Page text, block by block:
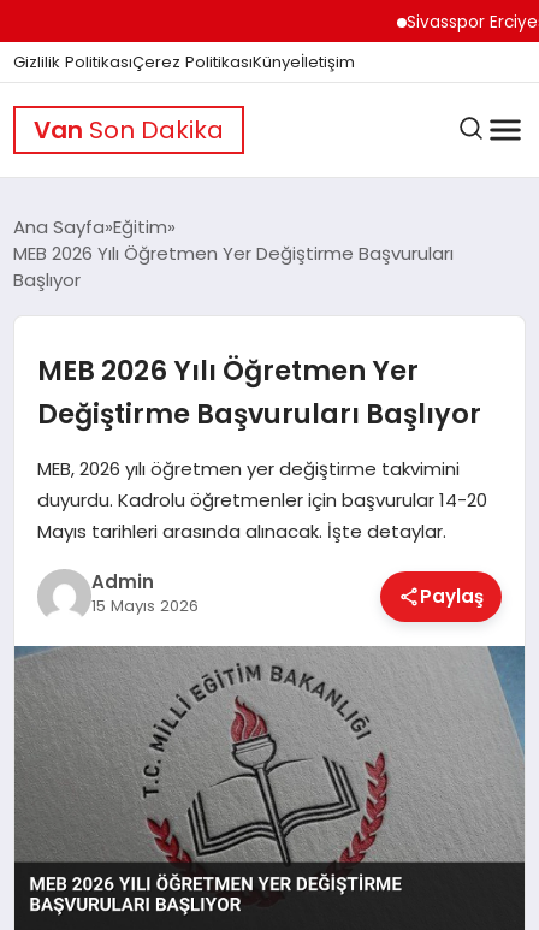
Sivasspor Erciyes
Gizlilik PolitikasıÇerez PolitikasıKünyeİletişim
Van Son Dakika
GÜNDEM
DÜNYA
EĞITIM
MAGAZIN
SAĞLIK
TEKNOLOJI
Ana Sayfa Eğitim
MEB 2026 Yılı Öğretmen Yer Değiştirme Başvuruları
Başlıyor
MEB 2026 Yılı Öğretmen Yer
Değiştirme Başvuruları Başlıyor
MEB, 2026 yılı öğretmen yer değiştirme takvimini
duyurdu. Kadrolu öğretmenler için başvurular 14-20
Mayıs tarihleri arasında alınacak. İşte detaylar.
Admin
15 Mayıs 2026 Paylaş